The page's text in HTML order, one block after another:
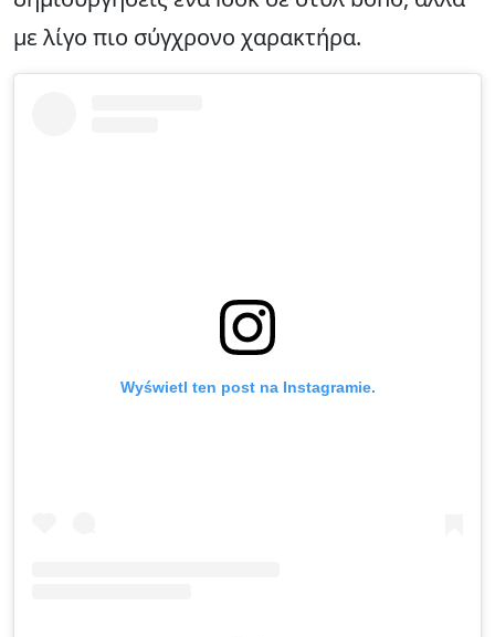
με λίγο πιο σύγχρονο χαρακτήρα.
Wyświetl ten post na Instagramie.